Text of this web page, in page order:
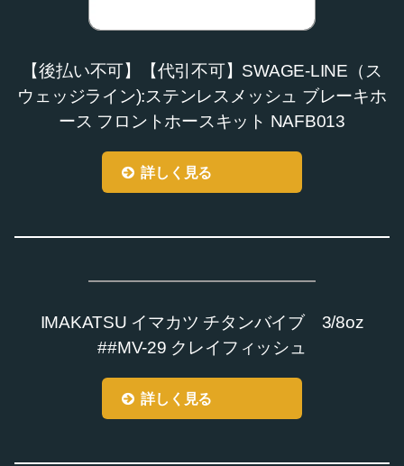
【後払い不可】【代引不可】SWAGE-LINE（ス
ウェッジライン):ステンレスメッシュ ブレーキホ
ース フロントホースキット NAFB013
詳しく見る
IMAKATSU イマカツ チタンバイブ 3/8oz
##MV-29 クレイフィッシュ
詳しく見る